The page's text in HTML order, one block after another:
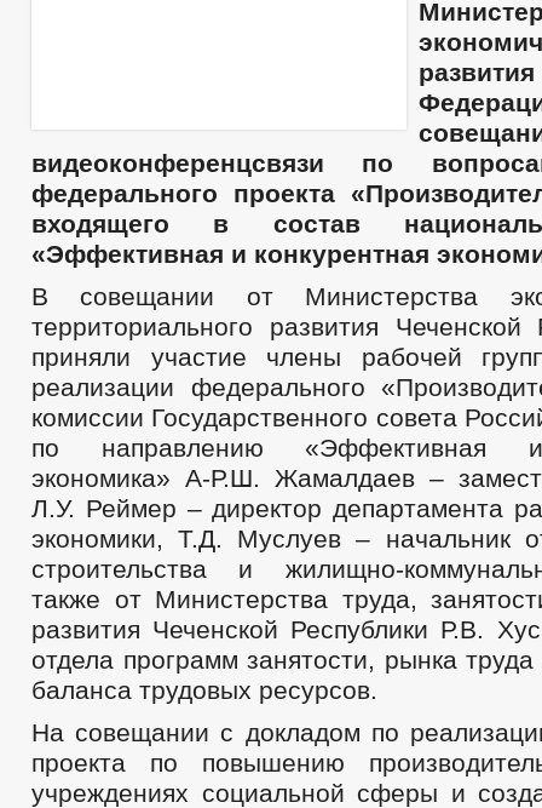
видеоконференцсвязи по
федерального проекта
входящего в состав
«Эффективная и конкурентная
В совещании от Министерства
территориального развития Чеченской
приняли участие члены рабочей
реализации федерального
комиссии Государственного совета
по направлению «Эффективная и
экономика» А-Р.Ш. Жамалдаев –
Л.У. Реймер – директор департамента
экономики, Т.Д. Муслуев – начальник
строительства и жилищно-
также от Министерства труда,
развития Чеченской Республики Р.В.
отдела программ занятости, рынка
баланса трудовых ресурсов.
На совещании с докладом по
проекта по повышению
учреждениях социальной сферы и